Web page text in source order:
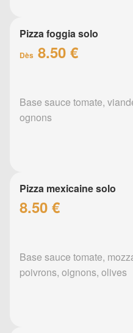
Pizza foggia solo
Dès 8.50 €
Base sauce tomate,
ognons
Pizza mexicaine solo
8.50 €
Base sauce tomate,
poivrons, oignons, olives